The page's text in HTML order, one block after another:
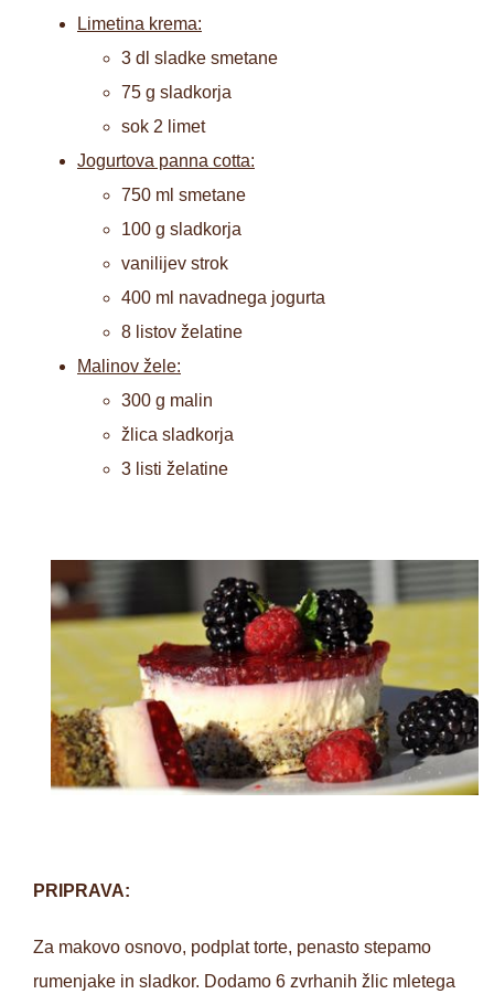
Limetina krema:
3 dl sladke smetane
75 g sladkorja
sok 2 limet
Jogurtova panna cotta:
750 ml smetane
100 g sladkorja
vanilijev strok
400 ml navadnega jogurta
8 listov želatine
Malinov žele:
300 g malin
žlica sladkorja
3 listi želatine
PRIPRAVA:
Za makovo osnovo, podplat torte, penasto stepamo
rumenjake in sladkor. Dodamo 6 zvrhanih žlic mletega